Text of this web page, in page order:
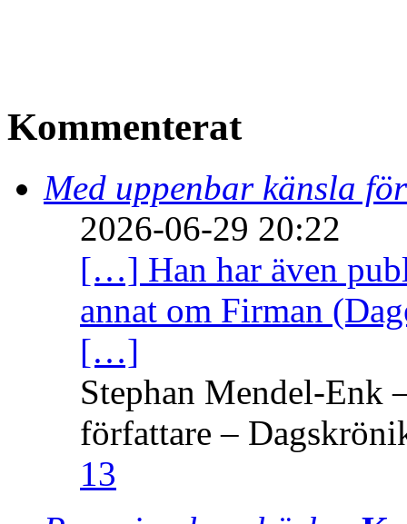
Kommenterat
Med uppenbar känsla
2026-06-29 20:22
[…] Han har även
annat om Firman
[…]
Stephan Mendel-Enk
författare –
13